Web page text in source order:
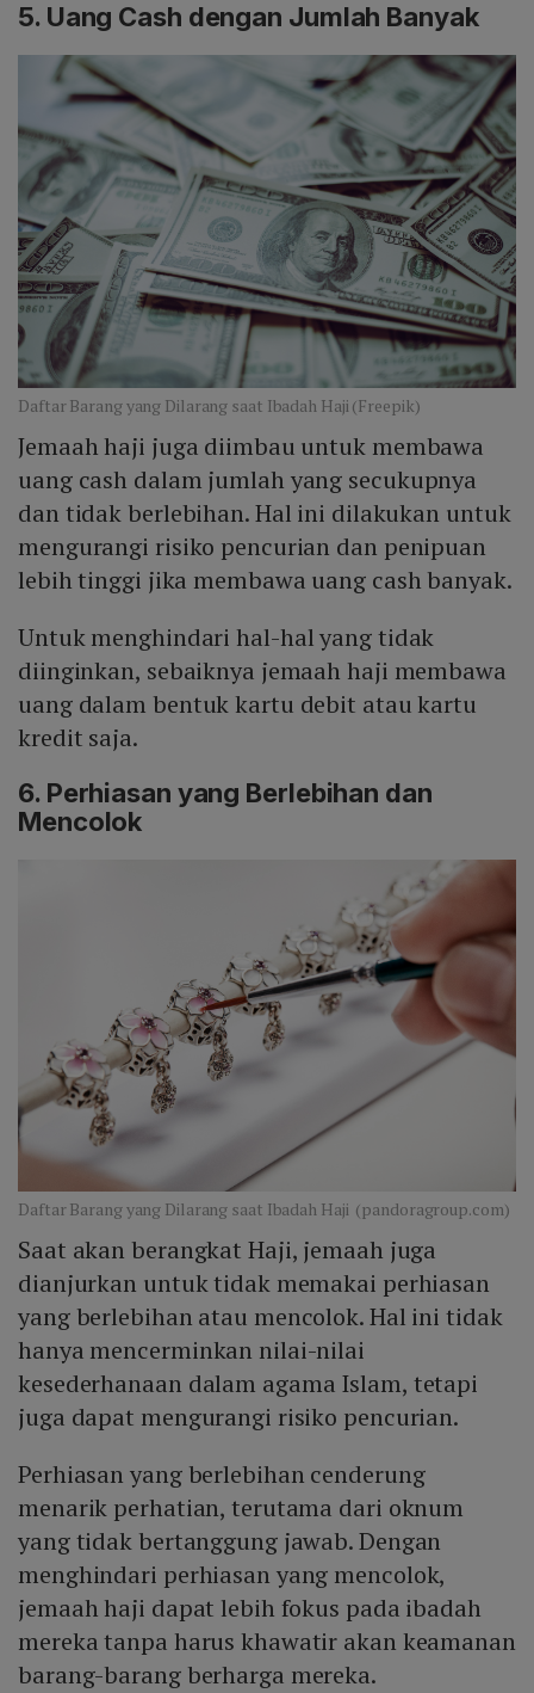
5. Uang Cash dengan Jumlah Banyak
Daftar Barang yang Dilarang saat Ibadah Haji (Freepik)
Jemaah haji juga diimbau untuk membawa
uang cash dalam jumlah yang secukupnya
dan tidak berlebihan. Hal ini dilakukan untuk
mengurangi risiko pencurian dan penipuan
lebih tinggi jika membawa uang cash banyak.
Untuk menghindari hal-hal yang tidak
diinginkan, sebaiknya jemaah haji membawa
uang dalam bentuk kartu debit atau kartu
kredit saja.
6. Perhiasan yang Berlebihan dan
Mencolok
Daftar Barang yang Dilarang saat Ibadah Haji (pandoragroup.com)
Saat akan berangkat Haji, jemaah juga
dianjurkan untuk tidak memakai perhiasan
yang berlebihan atau mencolok. Hal ini tidak
hanya mencerminkan nilai-nilai
kesederhanaan dalam agama Islam, tetapi
juga dapat mengurangi risiko pencurian.
Perhiasan yang berlebihan cenderung
menarik perhatian, terutama dari oknum
yang tidak bertanggung jawab. Dengan
menghindari perhiasan yang mencolok,
jemaah haji dapat lebih fokus pada ibadah
mereka tanpa harus khawatir akan keamanan
barang-barang berharga mereka.